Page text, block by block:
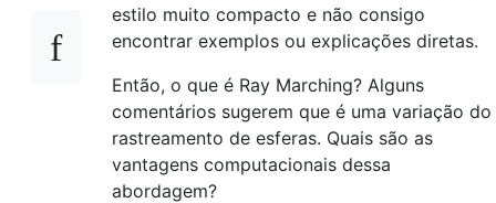
estilo muito compacto e não consigo
encontrar exemplos ou explicações diretas.
Então, o que é Ray Marching? Alguns
comentários sugerem que é uma variação do
rastreamento de esferas. Quais são as
vantagens computacionais dessa
abordagem?